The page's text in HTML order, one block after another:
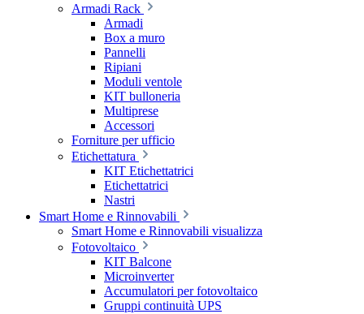
Armadi Rack
Armadi
Box a muro
Pannelli
Ripiani
Moduli ventole
KIT bulloneria
Multiprese
Accessori
Forniture per ufficio
Etichettatura
KIT Etichettatrici
Etichettatrici
Nastri
Smart Home e Rinnovabili
Smart Home e Rinnovabili visualizza
Fotovoltaico
KIT Balcone
Microinverter
Accumulatori per fotovoltaico
Gruppi continuità UPS